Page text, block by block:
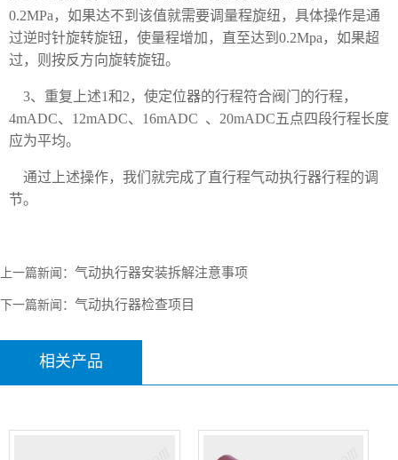
0.2MPa，如果达不到该值就需要调量程旋纽，具体操作是通
过逆时针旋转旋钮，使量程增加，直至达到0.2Mpa，如果超
过，则按反方向旋转旋钮。
3、重复上述1和2，使定位器的行程符合阀门的行程，
4mADC、12mADC、16mADC 、20mADC五点四段行程长度
应为平均。
通过上述操作，我们就完成了直行程气动执行器行程的调
节。
上一篇新闻： 气动执行器安装拆解注意事项
下一篇新闻： 气动执行器检查项目
相关产品